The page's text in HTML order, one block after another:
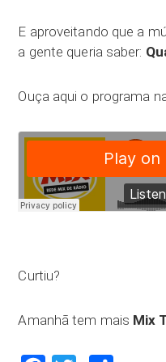
E aproveitando que a
a gente queria saber:
Ouça aqui o programa
Curtiu?
Amanhã tem mais Mix